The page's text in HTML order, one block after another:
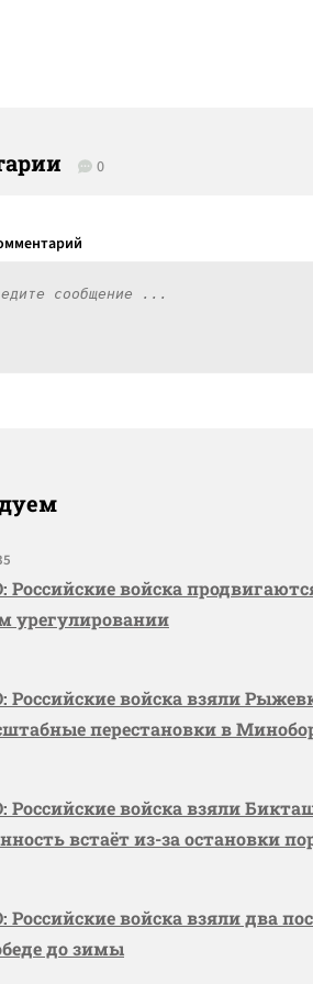
0
Российские войска
урегулировании
Российские войска взяли
перестановки в
Российские войска взяли
встаёт из-за остановки
Российские войска взяли два
до зимы